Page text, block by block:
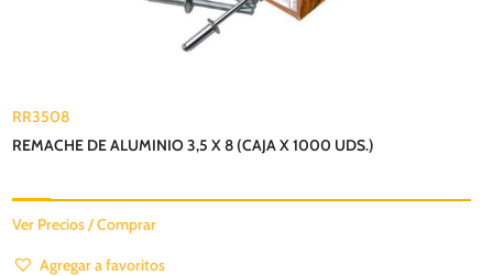
RR3508
REMACHE DE ALUMINIO 3,5 X 8 (CAJA X 1000 UDS.)
Ver Precios / Comprar
Agregar a favoritos